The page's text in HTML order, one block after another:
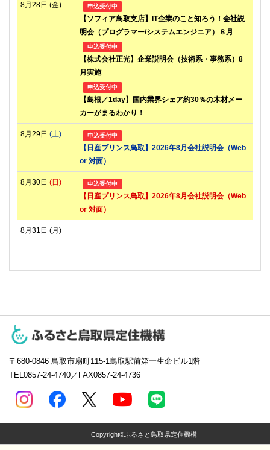
8月28日 (金)
【ソフィア鳥取支店】IT企業のこと知ろう！会社説
明会（プログラマー/システムエンジニア）８月
申込受付中
【株式会社正光】企業説明会（技術系・事務系）8
月実施
申込受付中
【島根／1day】国内業界シェア約30％の木材メー
カーがまるわかり！
申込受付中
8月29日 (土)
【日産プリンス鳥取】2026年8月会社説明会（Web
or 対面）
申込受付中
8月30日 (日)
【日産プリンス鳥取】2026年8月会社説明会（Web
or 対面）
申込受付中
8月31日 (月)
〒680-0846 鳥取市扇町115-1鳥取駅前第一生命ビル1階
TEL0857-24-4740／FAX0857-24-4736
Copyright©ふるさと鳥取県定住機構